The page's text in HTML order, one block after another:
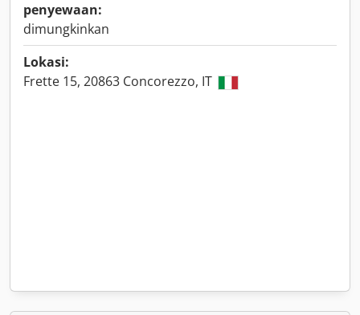
penyewaan:
dimungkinkan
Lokasi:
Frette 15, 20863 Concorezzo, IT